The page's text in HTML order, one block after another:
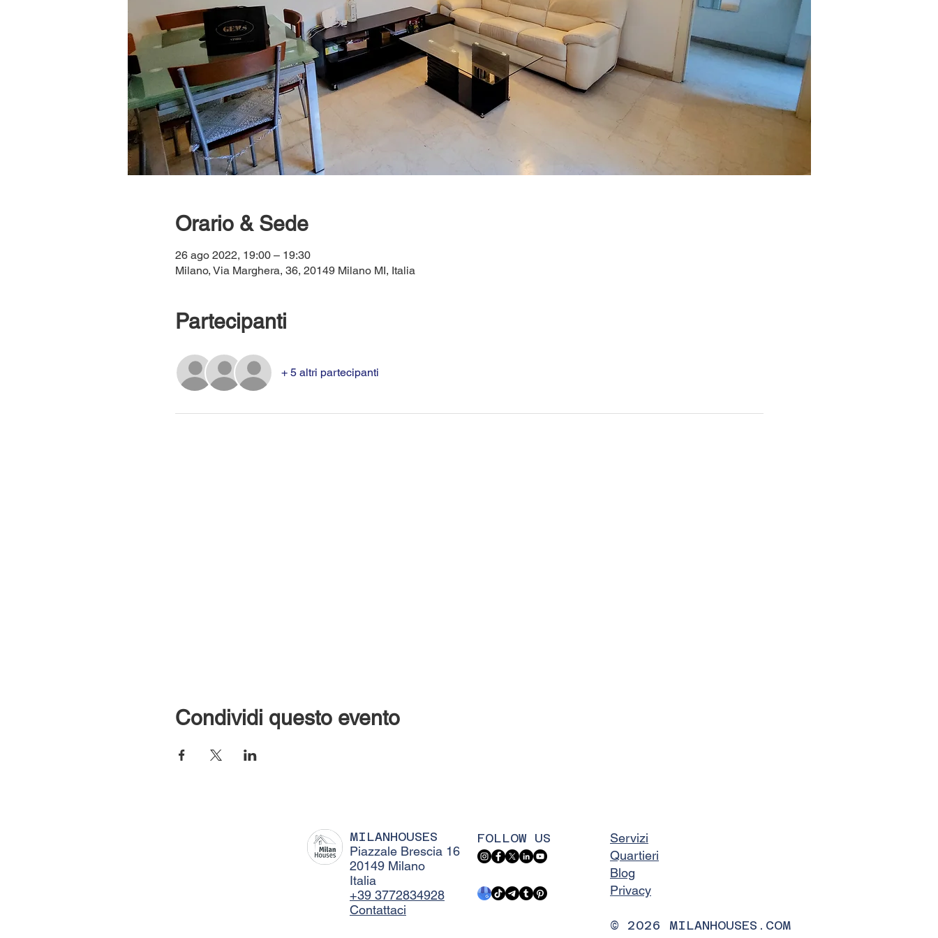
Orario & Sede
26 ago 2022, 19:00 – 19:30
Milano, Via Marghera, 36, 20149 Milano MI, Italia
Partecipanti
+ 5 altri partecipanti
Condividi questo evento
MILANHOUSES
Piazzale Brescia 16
20149 Milano
Italia
+39 3772834928
Contattaci
FOLLOW US
Servizi
Quartieri
Blog
Privacy
© 2026 MILANHOUSES.COM